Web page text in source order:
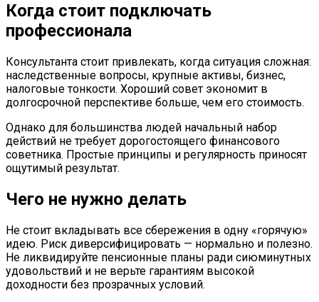
Когда стоит подключать
профессионала
Консультанта стоит привлекать, когда ситуация сложная:
наследственные вопросы, крупные активы, бизнес,
налоговые тонкости. Хороший совет экономит в
долгосрочной перспективе больше, чем его стоимость.
Однако для большинства людей начальный набор
действий не требует дорогостоящего финансового
советника. Простые принципы и регулярность приносят
ощутимый результат.
Чего не нужно делать
Не стоит вкладывать все сбережения в одну «горячую»
идею. Риск диверсифицировать — нормально и полезно.
Не ликвидируйте пенсионные планы ради сиюминутных
удовольствий и не верьте гарантиям высокой
доходности без прозрачных условий.